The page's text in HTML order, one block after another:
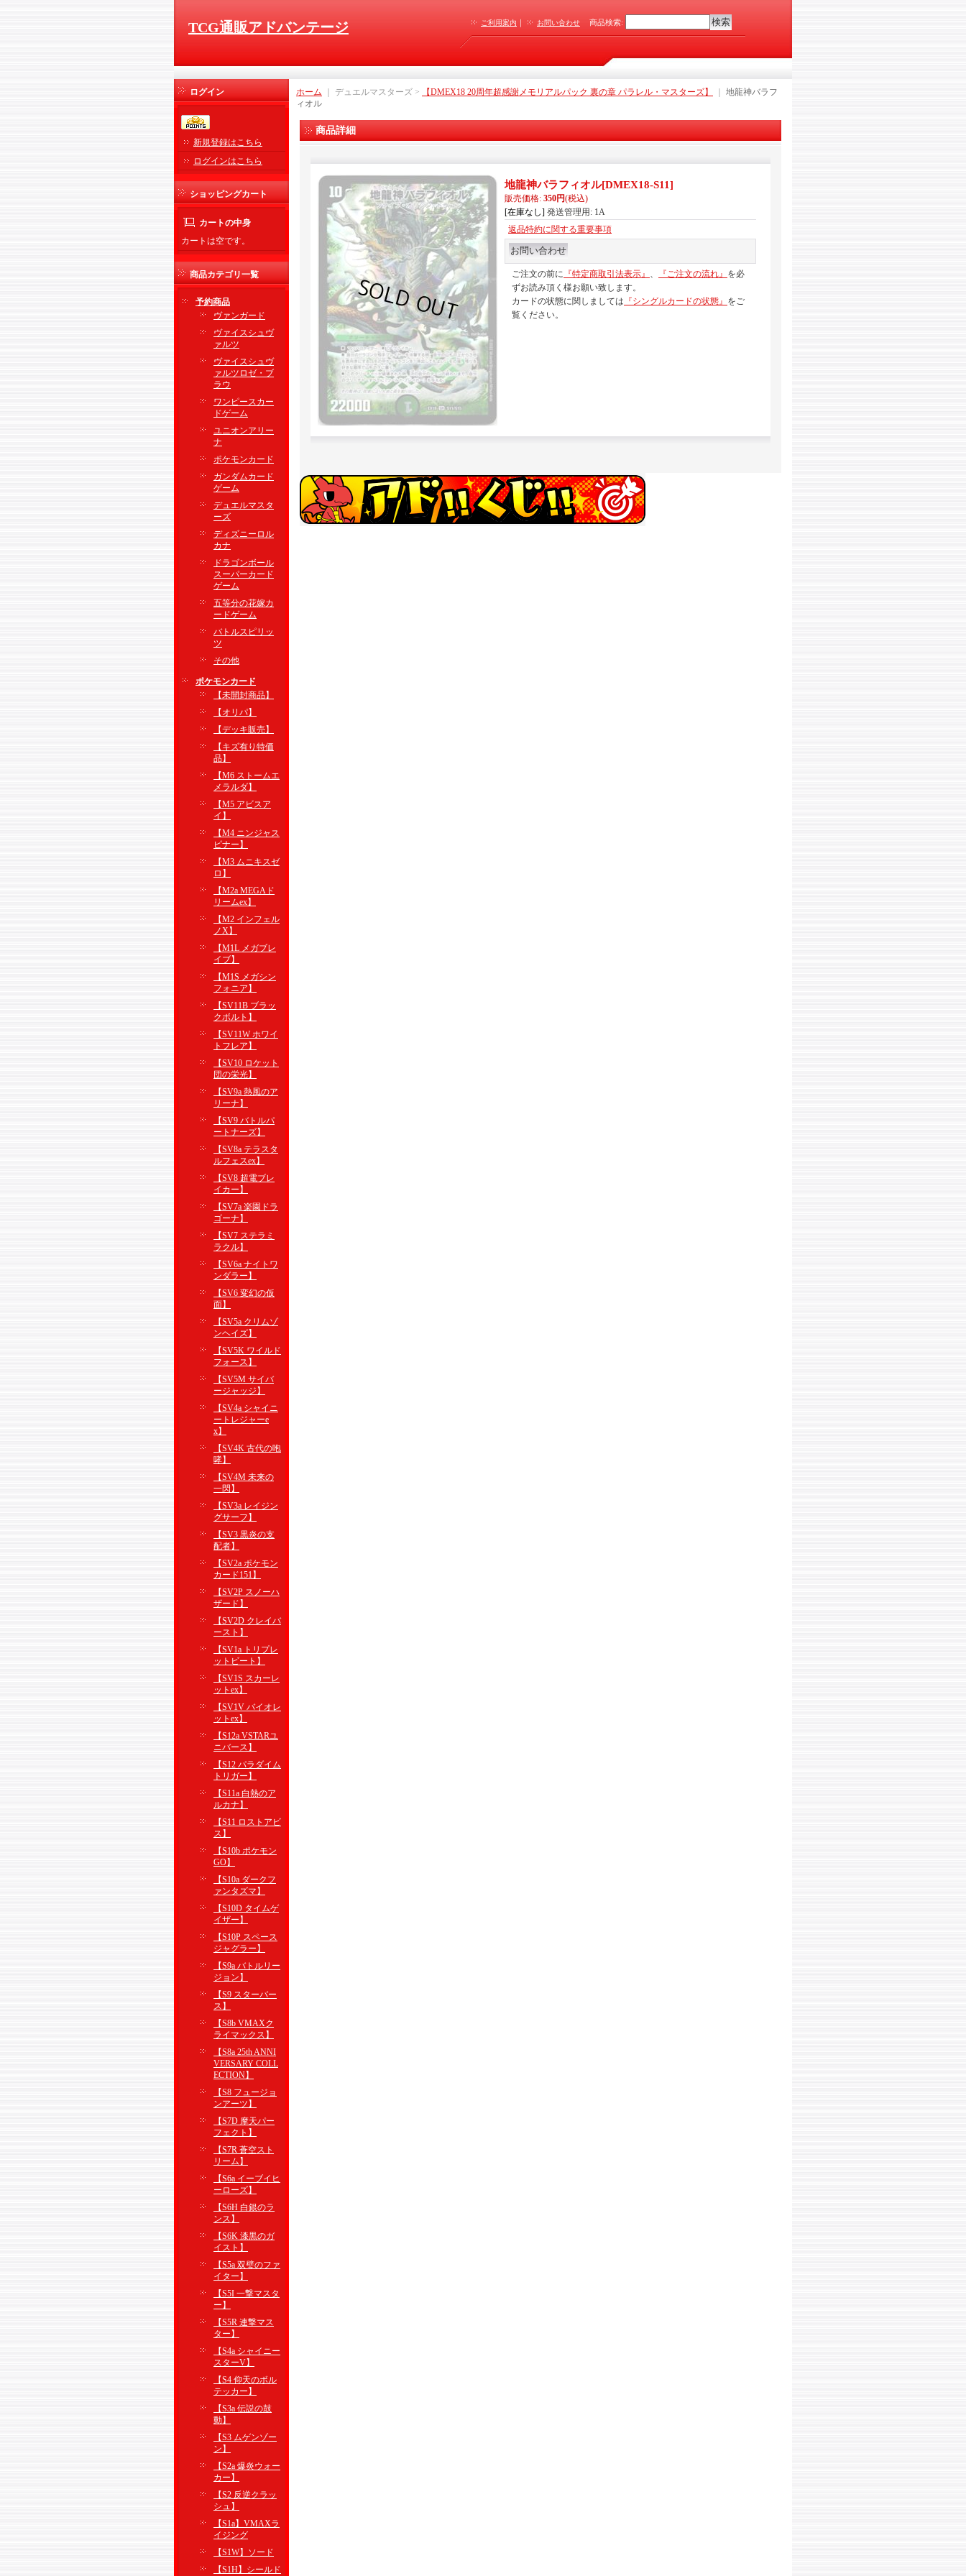
TCG通販アドバンテージ ご利用案内 ｜ お問い合わせ 商品検索:
ログイン
新規登録はこちら
ログインはこちら
ショッピングカート
カートの中身
カートは空です。
商品カテゴリ一覧
予約商品
ヴァンガード
ヴァイスシュヴ
ァルツ
ヴァイスシュヴ
ァルツロゼ・ブ
ラウ
ワンピースカー
ドゲーム
ユニオンアリー
ナ
ポケモンカード
ガンダムカード
ゲーム
デュエルマスタ
ーズ
ディズニーロル
カナ
ドラゴンボール
スーパーカード
ゲーム
五等分の花嫁カ
ードゲーム
バトルスピリッ
ツ
その他
ポケモンカード
【未開封商品】
【オリパ】
【デッキ販売】
【キズ有り特価
品】
【M6 ストームエ
メラルダ】
【M5 アビスア
イ】
【M4 ニンジャス
ピナー】
【M3 ムニキスゼ
ロ】
【M2a MEGAド
リームex】
【M2 インフェル
ノX】
【M1L メガブレ
イブ】
【M1S メガシン
フォニア】
【SV11B ブラッ
クボルト】
【SV11W ホワイ
トフレア】
【SV10 ロケット
団の栄光】
【SV9a 熱風のア
リーナ】
【SV9 バトルパ
ートナーズ】
【SV8a テラスタ
ルフェスex】
【SV8 超電ブレ
イカー】
【SV7a 楽園ドラ
ゴーナ】
【SV7 ステラミ
ラクル】
【SV6a ナイトワ
ンダラー】
【SV6 変幻の仮
面】
【SV5a クリムゾ
ンヘイズ】
【SV5K ワイルド
フォース】
【SV5M サイバ
ージャッジ】
【SV4a シャイニ
ートレジャーe
x】
【SV4K 古代の咆
哮】
【SV4M 未来の
一閃】
【SV3a レイジン
グサーフ】
【SV3 黒炎の支
配者】
【SV2a ポケモン
カード151】
【SV2P スノーハ
ザード】
【SV2D クレイバ
ースト】
【SV1a トリプレ
ットビート】
【SV1S スカーレ
ットex】
【SV1V バイオレ
ットex】
【S12a VSTARユ
ニバース】
【S12 パラダイム
トリガー】
【S11a 白熱のア
ルカナ】
【S11 ロストアビ
ス】
【S10b ポケモン
GO】
【S10a ダークフ
ァンタズマ】
【S10D タイムゲ
イザー】
【S10P スペース
ジャグラー】
【S9a バトルリー
ジョン】
【S9 スターバー
ス】
【S8b VMAXク
ライマックス】
【S8a 25th ANNI
VERSARY COLL
ECTION】
【S8 フュージョ
ンアーツ】
【S7D 摩天パー
フェクト】
【S7R 蒼空スト
リーム】
【S6a イーブイヒ
ーローズ】
【S6H 白銀のラ
ンス】
【S6K 漆黒のガ
イスト】
【S5a 双璧のファ
イター】
【S5I 一撃マスタ
ー】
【S5R 連撃マス
ター】
【S4a シャイニー
スターV】
【S4 仰天のボル
テッカー】
【S3a 伝説の鼓
動】
【S3 ムゲンゾー
ン】
【S2a 爆炎ウォー
カー】
【S2 反逆クラッ
シュ】
【S1a】VMAXラ
イジング
【S1W】ソード
【S1H】シールド
ホーム ｜ デュエルマスターズ > 【DMEX18 20周年超感謝メモリアルパック 裏の章 パラレル・マスターズ】
地龍神バラフ
ィオル
商品詳細
地龍神バラフィオル[DMEX18-S11]
販売価格: 350円(税込)
[在庫なし] 発送管理用 : 1A
返品特約に関する重要事項
ご注文の前に 『特定商取引法表示』 、 『ご注文の流れ』 を必
ずお読み頂く様お願い致します。
カードの状態に関しましては 『シングルカードの状態』 をご
覧ください。